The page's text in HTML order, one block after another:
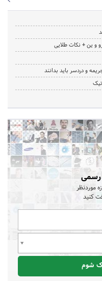
و ین + نکات طلایی
و دردسر باید بدانند
رسمی
موردنظر
کنید
شوم